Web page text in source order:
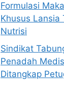
Formulasi
Khusus Lansia
Nutrisi
Sindikat
Penadah
Ditangkap